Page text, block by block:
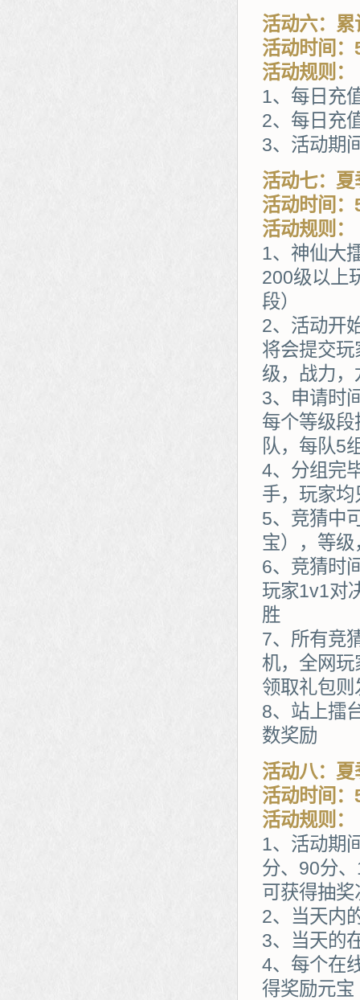
活动六：累
活动时间
活动规则：
1、每日充
2、每日充
3、活动期
活动七：
活动时间
活动规则：
1、神仙大
200级以上
段）
2、活动开
将会提交
级，战力
3、申请时
每个等级
队，每队5
4、分组完
手，玩家
5、竞猜中
宝），等
6、竞猜时
玩家1v1对
胜
7、所有竞
机，全网
领取礼包则
8、站上擂
数奖励
活动八：
活动时间
活动规则：
1、活动期
分、90分
可获得抽奖
2、当天内
3、当天的
4、每个在
得奖励元宝